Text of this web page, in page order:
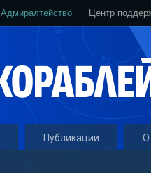
Адмиралтейство Центр
Публикации